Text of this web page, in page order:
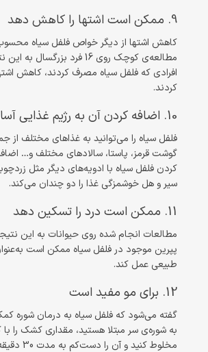
9. ممکن است اشتها را کاهش دهد
کاهش اشتها از دیگر خواص فلفل سیاه
مطالعه‌ی کوچک روی 16 فرد بزرگسال
افرادی که فلفل سیاه مصرف کردند، کاهش
کردند.
10. اضافه کردن آن به رژیم غذایی آسان است
فلفل سیاه را می‌توانید به غذاهای مختلف از
گوشت قرمز، پاستا، سالادهای مختلف و…
کردن فلفل سیاه با ادویه‌های دیگر مثل
سیر و هل خوشمزگی غذا را دو چندان می‌کند.
11. ممکن است درد را تسکین دهد
مطالعات انجام شده روی حیوانات به این
پپرین موجود در فلفل سیاه ممکن است
طبیعی عمل کند.
12. برای مو مفید است
گفته می‌شود که فلفل سیاه به درمان شوره
به شوره‌ی سر مبتلا هستید، مقداری کشک را
مخلوط کنید